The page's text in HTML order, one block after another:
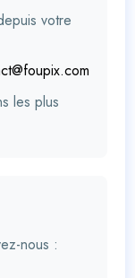
votre
les plus
nous :